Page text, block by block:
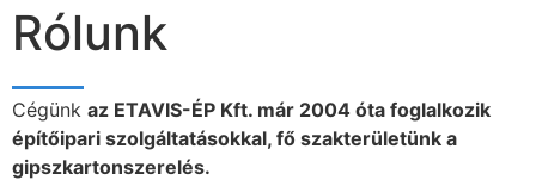
Rólunk
Cégünk az ETAVIS-ÉP Kft. már 2004 óta foglalkozik
építőipari szolgáltatásokkal, fő szakterületünk a
gipszkartonszerelés.